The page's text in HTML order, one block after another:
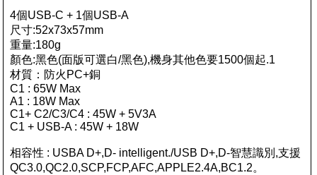
4個USB-C + 1個USB-A
尺寸:52x73x57mm
重量:180g
顏色:黑色(面版可選白/黑色),機身其他色要1500個起.1
材質：防火PC+銅
C1 : 65W Max
A1 : 18W Max
C1+ C2/C3/C4 : 45W + 5V3A
C1 + USB-A : 45W + 18W
相容性 : USBA D+,D- intelligent./USB D+,D-智慧識別,支援
QC3.0,QC2.0,SCP,FCP,AFC,APPLE2.4A,BC1.2。